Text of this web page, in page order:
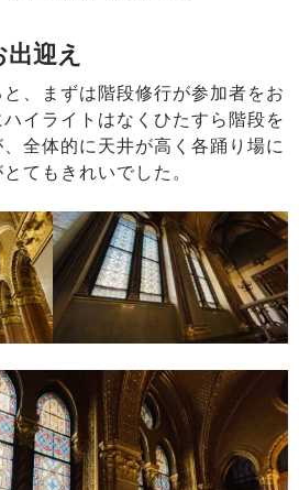
迎え
、まずは階段修行が参加者をお
イライトはなくひたすら階段を
全体的に天井が高く各踊り場に
てもきれいでした。